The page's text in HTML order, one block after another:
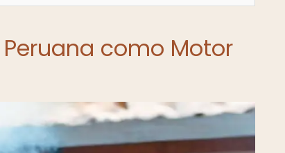
como Motor